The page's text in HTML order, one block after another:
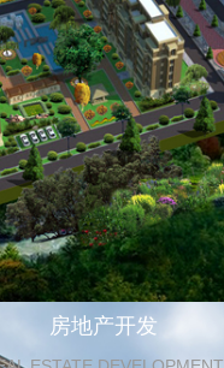
房地产开发